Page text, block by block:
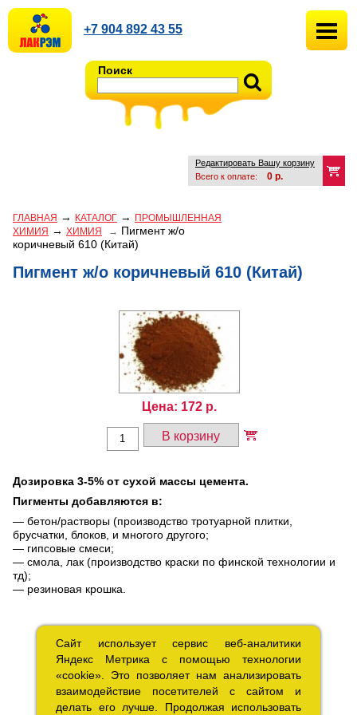
Поиск
+7 904 892 43 55
Редактировать Вашу корзину
Всего к оплате:
0 р.
ГЛАВНАЯ → КАТАЛОГ →
ПРОМЫШЛЕННАЯ
ХИМИЯ → ХИМИЯ → Пигмент ж/о
коричневый 610 (Китай)
Пигмент ж/о коричневый 610 (Китай)
Цена: 172 р.
В корзину
Дозировка 3-5% от сухой массы цемента.
Пигменты добавляются в:
— бетон/растворы (производство тротуарной плитки,
брусчатки, блоков, и многого другого;
— гипсовые смеси;
— смола, лак (производство краски по финской технологии и
тд);
— резиновая крошка.
Сайт использует сервис веб-аналитики
Яндекс Метрика с помощью технологии
«cookie». Это позволяет нам анализировать
взаимодействие посетителей с сайтом и
делать его лучше. Продолжая использовать
Сайт использует сервис веб-аналитики
Яндекс Метрика с помощью технологии
«cookie». Это позволяет нам анализировать
взаимодействие посетителей с сайтом и
делать его лучше. Продолжая использовать